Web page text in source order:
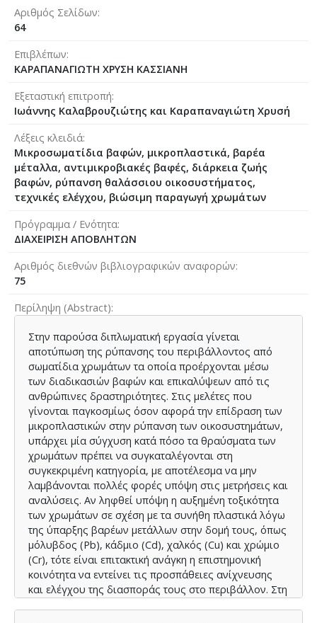
Αριθμός Σελίδων
64
Επιβλέπων
ΚΑΡΑΠΑΝΑΓΙΩΤΗ ΧΡΥΣΗ ΚΑΣΣΙΑΝΗ
Εξεταστική επιτροπή
Ιωάννης Καλαβρουζιώτης και Καραπαναγιώτη Χρυσή
Λέξεις κλειδιά
Μικροσωματίδια βαφών, μικροπλαστικά, βαρέα
μέταλλα, αντιμικροβιακές βαφές, διάρκεια ζωής
βαφών, ρύπανση θαλάσσιου οικοσυστήματος,
τεχνικές ελέγχου, βιώσιμη παραγωγή χρωμάτων
Πρόγραμμα / Ενότητα
ΔΙΑΧΕΙΡΙΣΗ ΑΠΟΒΛΗΤΩΝ
Αριθμός διεθνών βιβλιογραφικών αναφορών
75
Περίληψη (Abstract)
Στην παρούσα διπλωματική εργασία γίνεται
αποτύπωση της ρύπανσης του περιβάλλοντος από
σωματίδια χρωμάτων τα οποία προέρχονται μέσω
των διαδικασιών βαφών και επικαλύψεων από τις
ανθρώπινες δραστηριότητες. Στις μελέτες που
γίνονται παγκοσμίως όσον αφορά την επίδραση των
μικροπλαστικών στην ρύπανση των οικοσυστημάτων,
υπάρχει μία σύγχυση κατά πόσο τα θραύσματα των
χρωμάτων πρέπει να συγκαταλέγονται στη
συγκεκριμένη κατηγορία, με αποτέλεσμα να μην
λαμβάνονται πολλές φορές υπόψη στις μετρήσεις και
αναλύσεις. Αν ληφθεί υπόψη η αυξημένη τοξικότητα
των χρωμάτων σε σχέση με τα συνήθη πλαστικά λόγω
της ύπαρξης βαρέων μετάλλων στην δομή τους, όπως
μόλυβδος (Pb), κάδμιο (Cd), χαλκός (Cu) και χρώμιο
(Cr), τότε είναι επιτακτική ανάγκη η επιστημονική
κοινότητα να εντείνει τις προσπάθειες ανίχνευσης
και ελέγχου της διασποράς τους στο περιβάλλον. Στη